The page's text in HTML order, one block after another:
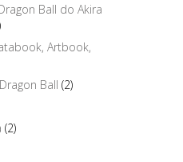
Ball do Akira
Artbook,
Ball (2)
(2)